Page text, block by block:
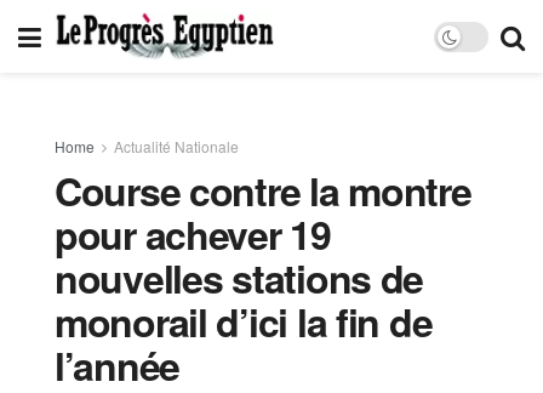
Home Actualité Nationale
Course contre la montre
pour achever 19
nouvelles stations de
monorail d’ici la fin de
l’année